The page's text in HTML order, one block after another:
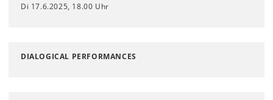
Di 17.6.2025, 18.00 Uhr
DIALOGICAL PERFORMANCES